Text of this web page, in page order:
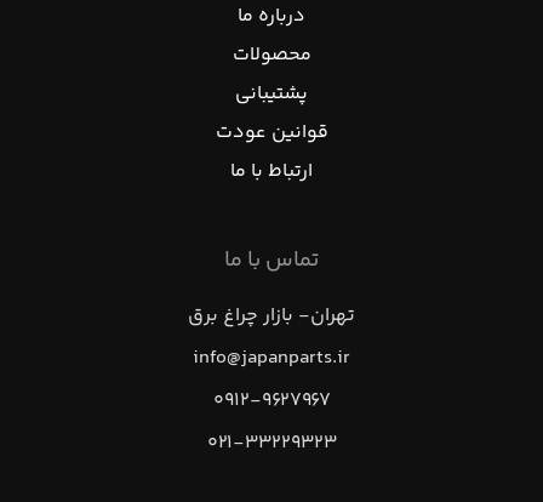
درباره ما
محصولات
پشتیبانی
قوانین عودت
ارتباط با ما
تماس با ما
تهران- بازار چراغ برق
info@japanparts.ir
۰۹۱۲-۹۶۲۷۹۶۷
۰۲۱-۳۳۲۲۹۳۲۳